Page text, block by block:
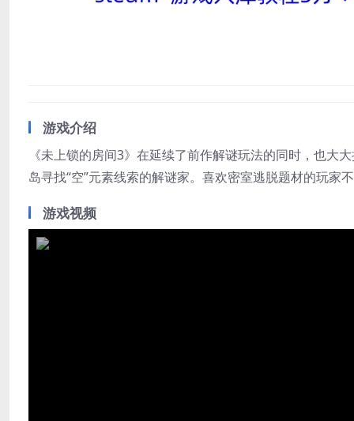
游戏介绍
《未上锁的房间3》在延续了前作解谜玩法的同时，也大
岛寻找“空”元素线索的解谜家。喜欢密室逃脱题材的玩家
游戏视频